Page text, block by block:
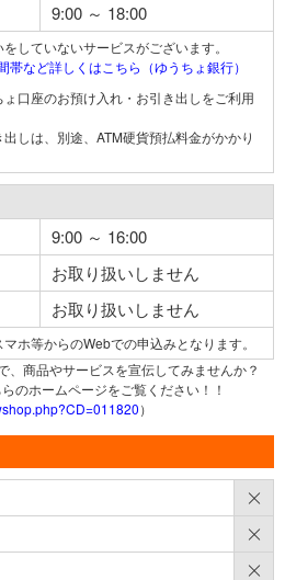
9:00 ～ 18:00
していないサービスがございます。
帯など詳しくはこちら（ゆうちょ銀行）
口座のお預け入れ・お引き出しをご利用
しは、別途、ATM硬貨預払料金がかかり
9:00 ～ 16:00
お取り扱いしません
お取り扱いしません
ホ等からのWebでの申込みとなります。
、商品やサービスを宣伝してみませんか？
のホームページをご覧ください！！
）